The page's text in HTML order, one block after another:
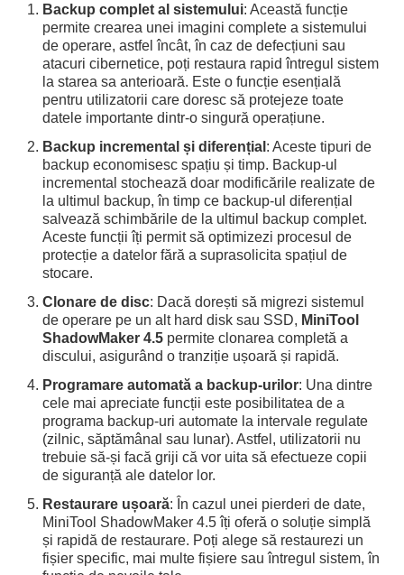
Backup complet al sistemului: Această funcție
permite crearea unei imagini complete a sistemului
de operare, astfel încât, în caz de defecțiuni sau
atacuri cibernetice, poți restaura rapid întregul sistem
la starea sa anterioară. Este o funcție esențială
pentru utilizatorii care doresc să protejeze toate
datele importante dintr-o singură operațiune.
Backup incremental și diferențial : Aceste tipuri de
backup economisesc spațiu și timp. Backup-ul
incremental stochează doar modificările realizate de
la ultimul backup, în timp ce backup-ul diferențial
salvează schimbările de la ultimul backup complet.
Aceste funcții îți permit să optimizezi procesul de
protecție a datelor fără a suprasolicita spațiul de
stocare.
Clonare de disc: Dacă dorești să migrezi sistemul
de operare pe un alt hard disk sau SSD, MiniTool
ShadowMaker 4.5 permite clonarea completă a
discului, asigurând o tranziție ușoară și rapidă.
Programare automată a backup-urilor: Una dintre
cele mai apreciate funcții este posibilitatea de a
programa backup-uri automate la intervale regulate
(zilnic, săptămânal sau lunar). Astfel, utilizatorii nu
trebuie să-și facă griji că vor uita să efectueze copii
de siguranță ale datelor lor.
Restaurare ușoară: În cazul unei pierderi de date,
MiniTool ShadowMaker 4.5 îți oferă o soluție simplă
și rapidă de restaurare. Poți alege să restaurezi un
fișier specific, mai multe fișiere sau întregul sistem, în